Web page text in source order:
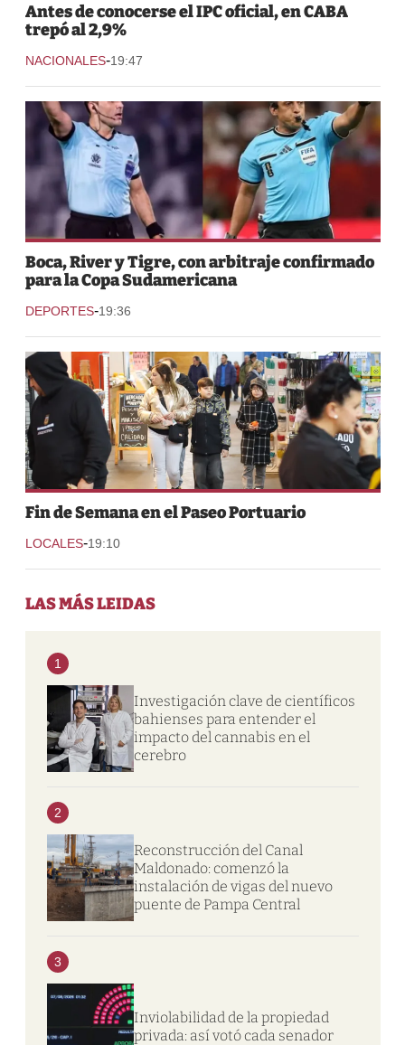
Antes de conocerse el IPC oficial, en CABA
trepó al 2,9%
NACIONALES-19:47
Boca, River y Tigre, con arbitraje confirmado
para la Copa Sudamericana
DEPORTES-19:36
Fin de Semana en el Paseo Portuario
LOCALES-19:10
LAS MÁS LEIDAS
1
Investigación clave de científicos
bahienses para entender el
impacto del cannabis en el
cerebro
2
Reconstrucción del Canal
Maldonado: comenzó la
instalación de vigas del nuevo
puente de Pampa Central
3
Inviolabilidad de la propiedad
privada: así votó cada senador